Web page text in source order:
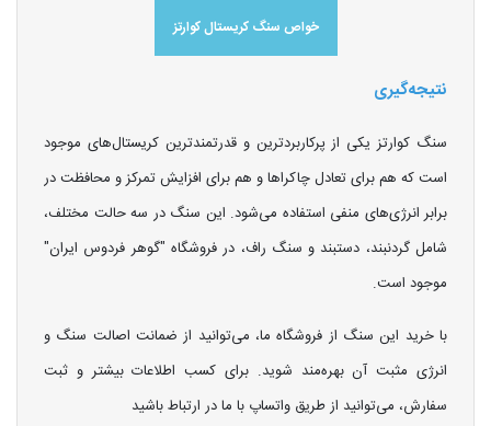
خواص سنگ کریستال کوارتز
نتیجه‌گیری
سنگ کوارتز یکی از پرکاربردترین و قدرتمندترین کریستال‌های موجود
است که هم برای تعادل چاکراها و هم برای افزایش تمرکز و محافظت در
برابر انرژی‌های منفی استفاده می‌شود. این سنگ در سه حالت مختلف،
شامل گردنبند، دستبند و سنگ راف، در فروشگاه "گوهر فردوس ایران"
موجود است.
با خرید این سنگ از فروشگاه ما، می‌توانید از ضمانت اصالت سنگ و
انرژی مثبت آن بهره‌مند شوید. برای کسب اطلاعات بیشتر و ثبت
سفارش، می‌توانید از طریق واتساپ با ما در ارتباط باشید